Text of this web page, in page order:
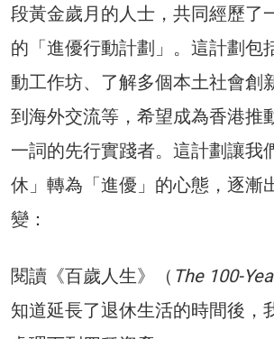
段黃金歲月的人士，共同經歷了
的「進優行動計劃」。這計劃包
動工作坊、了解多個本土社會創
到海外交流等，希望成為香港推
一詞的先行實踐者。這計劃讓我
休」轉為「進優」的心態，逐漸
變：
閱讀《百歲人生》（ The 100-
知道延長了退休生活的時間後，